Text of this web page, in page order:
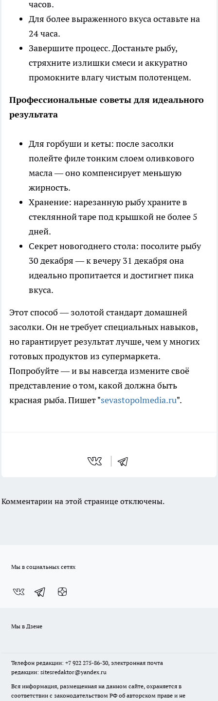
часов.
Для более выраженного вкуса оставьте на
24 часа.
Завершите процесс. Достаньте рыбу,
стряхните излишки смеси и аккуратно
промокните влагу чистым полотенцем.
Профессиональные советы для идеального
результата
Для горбуши и кеты: после засолки
полейте филе тонким слоем оливкового
масла — оно компенсирует меньшую
жирность.
Хранение: нарезанную рыбу храните в
стеклянной таре под крышкой не более 5
дней.
Секрет новогоднего стола: посолите рыбу
30 декабря — к вечеру 31 декабря она
идеально пропитается и достигнет пика
вкуса.
Этот способ — золотой стандарт домашней
засолки. Он не требует специальных навыков,
но гарантирует результат лучше, чем у многих
готовых продуктов из супермаркета.
Попробуйте — и вы навсегда измените своё
представление о том, какой должна быть
красная рыба. Пишет "sevastopolmedia.ru".
Комментарии на этой странице отключены.
Мы в социальных сетях
Мы в Дзене
Телефон редакции: +7 922 275-86-30, электронная почта
редакции: sitesredaktor@yandex.ru
Вся информация, размещенная на данном сайте, охраняется в
соответствии с законодательством РФ об авторском праве и не